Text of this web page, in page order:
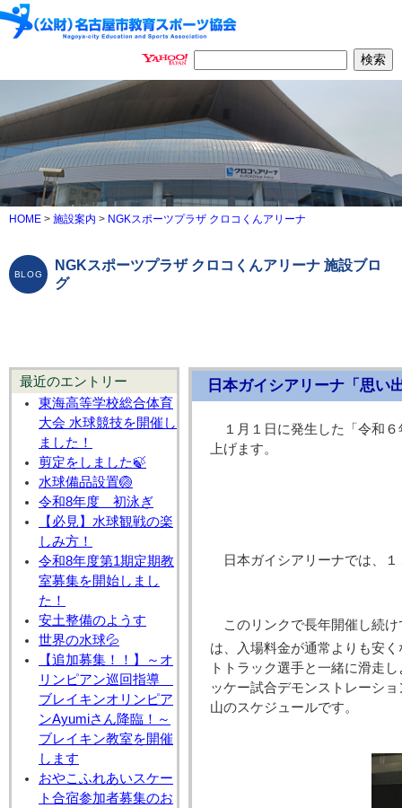
HOME > 施設案内 > NGKスポーツプラザ クロコくんアリーナ
NGKスポーツプラザ クロコくんアリーナ 施設ブロ
グ
最近のエントリー
東海高等学校総合体育
大会 水球競技を開催し
ました！
剪定をしました🍃
水球備品設置🏐
令和8年度 初泳ぎ
【必見】水球観戦の楽
しみ方！
令和8年度第1期定期教
室募集を開始しまし
た！
安土整備のようす
世界の水球💦
【追加募集！！】～オ
リンピアン巡回指導
ブレイキンオリンピア
ンAyumiさん降臨！～
ブレイキン教室を開催
します
おやこふれあいスケー
ト合宿参加者募集のお
日本ガイシアリーナ「思
１月１日に発生した「令和
上げます。
日本ガイシアリーナでは、
このリンクで長年開催し続
は、入場料金が通常よりも安
トトラック選手と一緒に滑走
ッケー試合デモンストレーシ
山のスケジュールです。